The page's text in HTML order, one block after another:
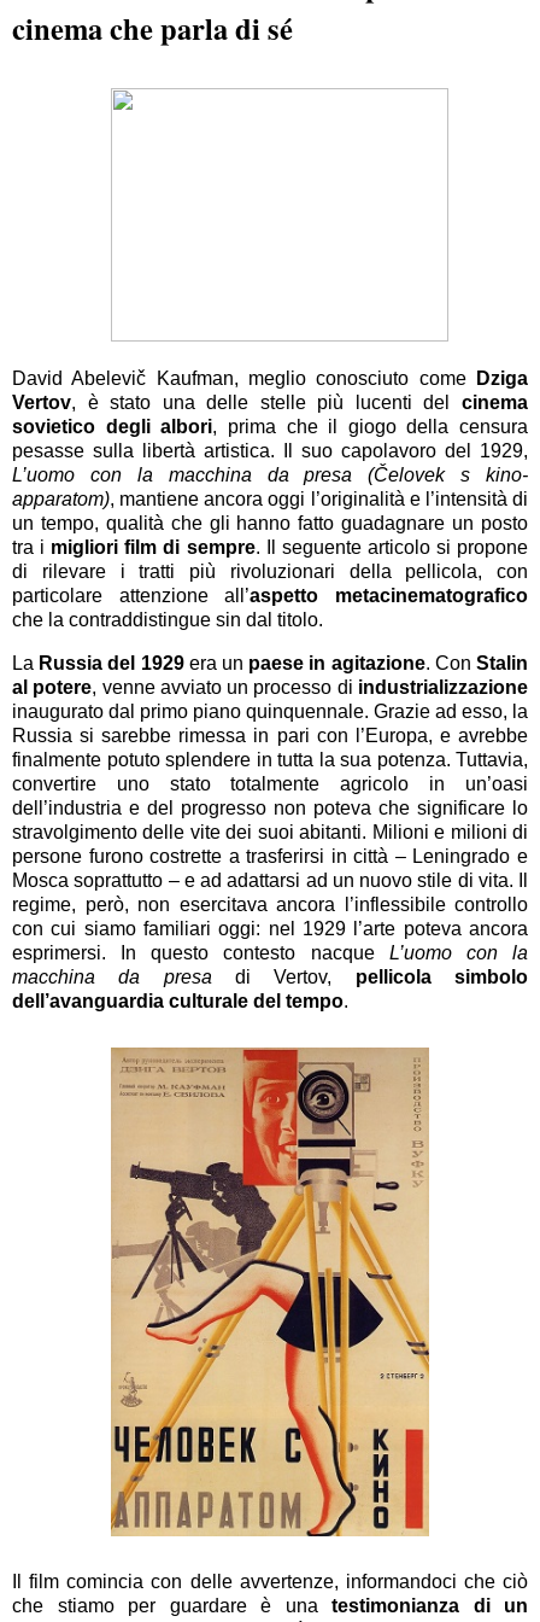
cinema che parla di sé
David Abelevič Kaufman, meglio conosciuto come
Dziga
Vertov, è stato una delle stelle più lucenti del cinema
sovietico degli albori, prima che il giogo della censura
pesasse sulla libertà artistica. Il suo capolavoro del 1929,
L’uomo con la macchina da presa (Čelovek s kino-
apparatom), mantiene ancora oggi l’originalità e l’intensità di
un tempo, qualità che gli hanno fatto guadagnare un posto
tra i migliori film di sempre. Il seguente articolo si propone
di rilevare i tratti più rivoluzionari della pellicola, con
particolare attenzione all’aspetto metacinematografico
che la contraddistingue sin dal titolo.
La Russia del 1929era un paese in agitazione. ConStalin
al potere, venne avviato un processo di industrializzazione
inaugurato dal primo piano quinquennale. Grazie ad esso, la
Russia si sarebbe rimessa in pari con l’Europa, e avrebbe
finalmente potuto splendere in tutta la sua potenza. Tuttavia,
convertire uno stato totalmente agricolo in un’oasi
dell’industria e del progresso non poteva che significare lo
stravolgimento delle vite dei suoi abitanti. Milioni e milioni di
persone furono costrette a trasferirsi in città – Leningrado e
Mosca soprattutto – e ad adattarsi ad un nuovo stile di vita. Il
regime, però, non esercitava ancora l’inflessibile controllo
con cui siamo familiari oggi: nel 1929 l’arte poteva ancora
esprimersi. In questo contesto nacque L’uomo con la
macchina da presa di Vertov, pellicola simbolo
dell’avanguardia culturale del tempo.
Il film comincia con delle avvertenze, informandoci che ciò
che stiamo per guardare è una testimonianza di un